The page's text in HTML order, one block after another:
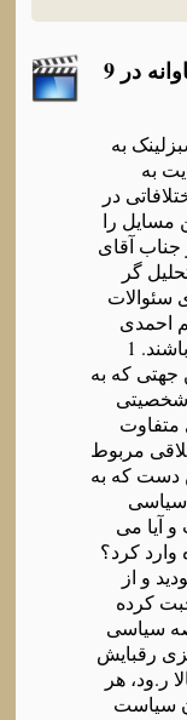
بررسی وضعیت ایران و تحلیل روانکاوانه در 9
به
به
در
مسایل را
جناب آقای
گر
سئوالات
احمدی
نژاد و مناقشات اخیر بین وی و خامنه ای باشند. 1
جهتی که به
شخصیتی
متفاوت
مربوط
دست که به
آیا می
وارد کرد؟
و از
کرده
سیاسی
رقبایش
ر.ود، هر
سیاست